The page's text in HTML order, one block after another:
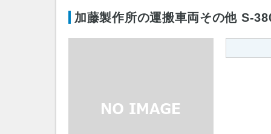
加藤製作所の運搬車両その他 S-